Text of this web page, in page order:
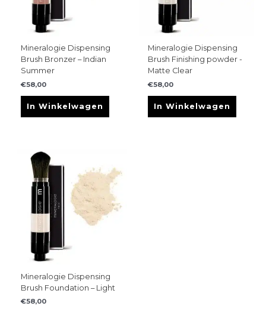
Mineralogie Dispensing
Brush Bronzer – Indian
Summer
€58,00
In Winkelwagen
Mineralogie Dispensing
Brush Finishing powder -
Matte Clear
€58,00
In Winkelwagen
Mineralogie Dispensing
Brush Foundation – Light
€58,00